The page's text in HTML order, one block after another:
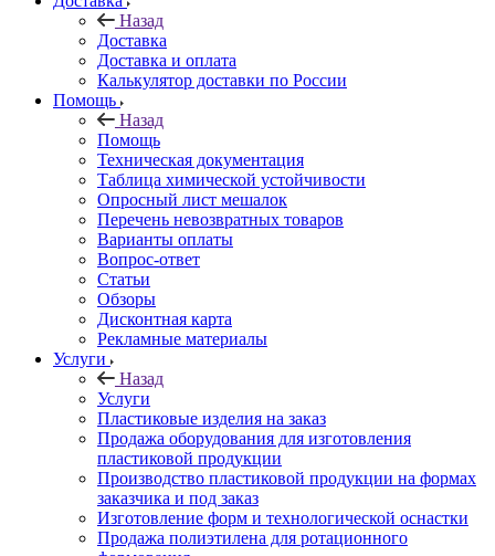
Назад
Доставка
Доставка и оплата
Калькулятор доставки по России
Помощь
Назад
Помощь
Техническая документация
Таблица химической устойчивости
Опросный лист мешалок
Перечень невозвратных товаров
Варианты оплаты
Вопрос-ответ
Статьи
Обзоры
Дисконтная карта
Рекламные материалы
Услуги
Назад
Услуги
Пластиковые изделия на заказ
Продажа оборудования для изготовления
пластиковой продукции
Производство пластиковой продукции на формах
заказчика и под заказ
Изготовление форм и технологической оснастки
Продажа полиэтилена для ротационного